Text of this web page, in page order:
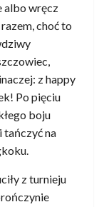
albo wręcz
choć to
z happy
Po pięciu
boju
tańczyć na
z turnieju